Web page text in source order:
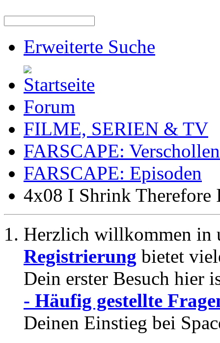
Erweiterte Suche
Forum
FILME, SERIEN & TV
FARSCAPE:
FARSCAPE: Episoden
4x08 I Shrink Therefore
Herzlich willkommen in
Registrierung bietet
Dein erster Besuch hier
- Häufig gestellte
Deinen Einstieg bei